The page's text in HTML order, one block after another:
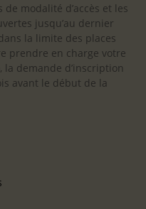
modalité d’accès et les
jusqu’au dernier
la limite des places
prendre en charge votre
demande d’inscription
avant le début de la